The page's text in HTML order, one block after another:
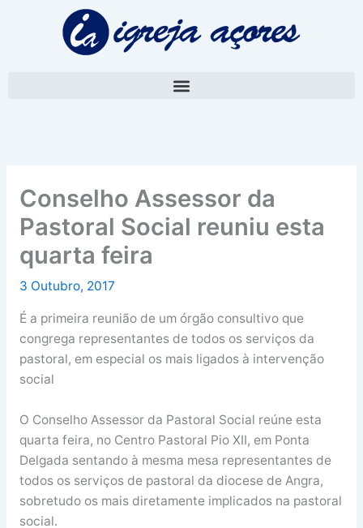
Conselho Assessor da
Pastoral Social reuniu esta
quarta feira
3 Outubro, 2017
É a primeira reunião de um órgão consultivo que
congrega representantes de todos os serviços da
pastoral, em especial os mais ligados à intervenção
social
O Conselho Assessor da Pastoral Social reúne esta
quarta feira, no Centro Pastoral Pio XII, em Ponta
Delgada sentando à mesma mesa representantes de
todos os serviços de pastoral da diocese de Angra,
sobretudo os mais diretamente implicados na pastoral
social.